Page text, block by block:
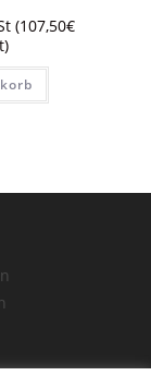
(107,50€